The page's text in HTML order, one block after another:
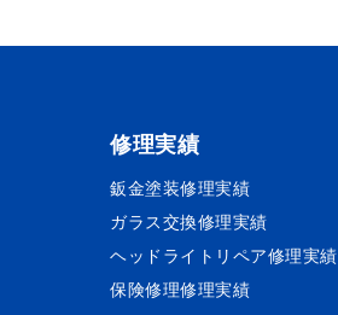
修理実績
鈑金塗装修理実績
ガラス交換修理実績
ヘッドライトリペア修理実績
保険修理修理実績